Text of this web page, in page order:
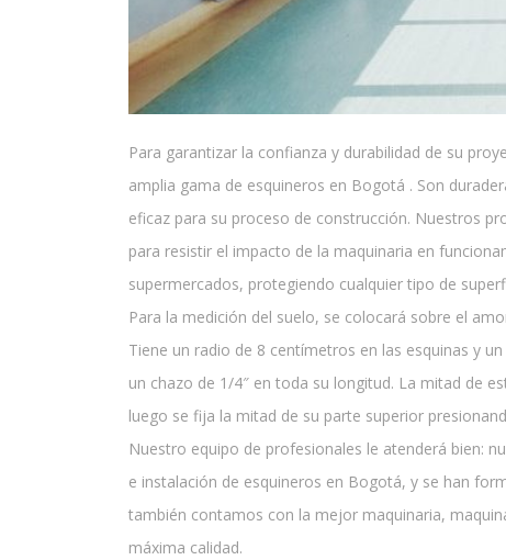
Para garantizar la confianza y durabilidad de su
amplia gama de esquineros en Bogotá . Son
eficaz para su proceso de construcción. Nuestros
para resistir el impacto de la maquinaria en
supermercados, protegiendo cualquier tipo de
Para la medición del suelo, se colocará sobre el
Tiene un radio de 8 centímetros en las esquinas y
un chazo de 1/4″ en toda su longitud. La mitad de
luego se fija la mitad de su parte superior
Nuestro equipo de profesionales le atenderá bien:
e instalación de esquineros en Bogotá, y se han
también contamos con la mejor maquinaria,
máxima calidad.